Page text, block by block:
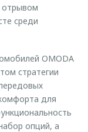
отрывом
среди
OMODA
стратегии
для
опций, а